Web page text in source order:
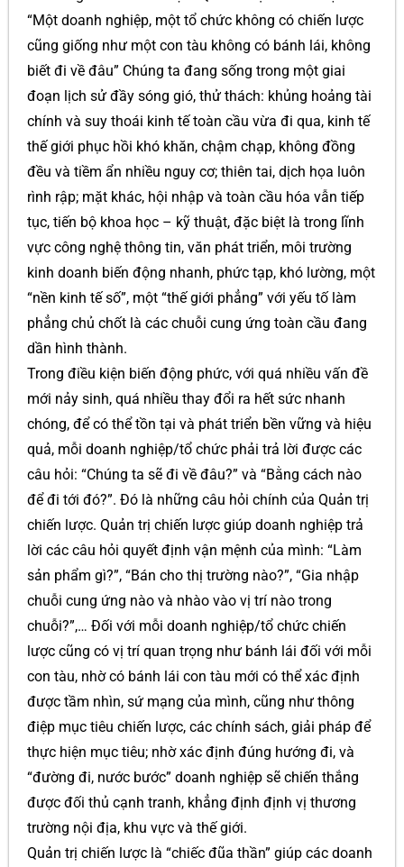
“Một doanh nghiệp, một tổ chức không có chiến lược
cũng giống như một con tàu không có bánh lái, không
biết đi về đâu” Chúng ta đang sống trong một giai
đoạn lịch sử đầy sóng gió, thử thách: khủng hoảng tài
chính và suy thoái kinh tế toàn cầu vừa đi qua, kinh tế
thế giới phục hồi khó khăn, chậm chạp, không đồng
đều và tiềm ẩn nhiều nguy cơ; thiên tai, dịch họa luôn
rình rập; mặt khác, hội nhập và toàn cầu hóa vẫn tiếp
tục, tiến bộ khoa học – kỹ thuật, đặc biệt là trong lĩnh
vực công nghệ thông tin, văn phát triển, môi trường
kinh doanh biến động nhanh, phức tạp, khó lường, một
“nền kinh tế số”, một “thế giới phẳng” với yếu tố làm
phẳng chủ chốt là các chuỗi cung ứng toàn cầu đang
dần hình thành.
Trong điều kiện biến động phức, với quá nhiều vấn đề
mới nảy sinh, quá nhiều thay đổi ra hết sức nhanh
chóng, để có thể tồn tại và phát triển bền vững và hiệu
quả, mỗi doanh nghiệp/tổ chức phải trả lời được các
câu hỏi: “Chúng ta sẽ đi về đâu?” và “Bằng cách nào
để đi tới đó?”. Đó là những câu hỏi chính của Quản trị
chiến lược. Quản trị chiến lược giúp doanh nghiệp trả
lời các câu hỏi quyết định vận mệnh của mình: “Làm
sản phẩm gì?”, “Bán cho thị trường nào?”, “Gia nhập
chuỗi cung ứng nào và nhào vào vị trí nào trong
chuỗi?”,… Đối với mỗi doanh nghiệp/tổ chức chiến
lược cũng có vị trí quan trọng như bánh lái đối với mỗi
con tàu, nhờ có bánh lái con tàu mới có thể xác định
được tầm nhìn, sứ mạng của mình, cũng như thông
điệp mục tiêu chiến lược, các chính sách, giải pháp để
thực hiện mục tiêu; nhờ xác định đúng hướng đi, và
“đường đi, nước bước” doanh nghiệp sẽ chiến thắng
được đối thủ cạnh tranh, khẳng định định vị thương
trường nội địa, khu vực và thế giới.
Quản trị chiến lược là “chiếc đũa thần” giúp các doanh